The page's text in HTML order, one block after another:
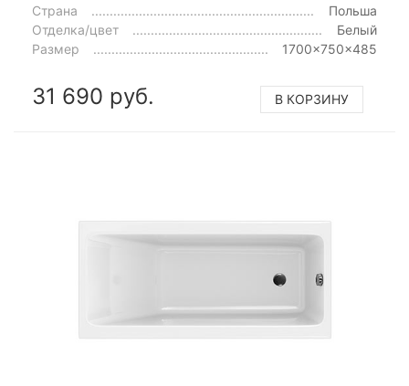
Страна
Польша
Отделка/цвет
Белый
Размер
1700x750x485
31 690 руб. В КОРЗИНУ